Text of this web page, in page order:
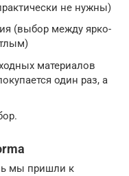
не нужны)
(выбор между ярко-
материалов
один раз, а
мы пришли к